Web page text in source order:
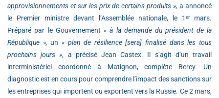
approvisionnements et sur les prix de certains produits », a annoncé
le Premier ministre devant l’Assemblée nationale, le 1ᵉʳ mars.
Préparé par le Gouvernement« à la demande du président de la
République », un « plan de résilience [sera] finalisé dans les tous
prochains jours », a précisé Jean Castex. Il s’agit d’un travail
interministériel coordonné à Matignon, complète Bercy. Un
diagnostic est en cours pour comprendre l’impact des sanctions sur
les entreprises qui importent ou exportent vers la Russie. Ce 2 mars,